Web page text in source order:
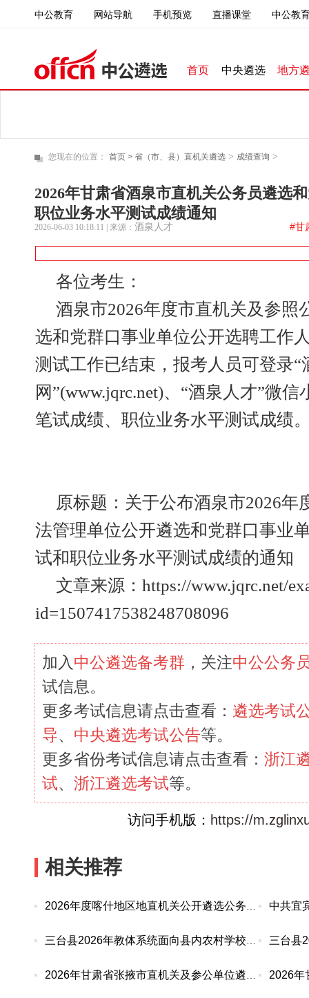
中公教育 网站导航 手机预览 直播课堂 中公教
首页 中央遴选 地方
您现在的位置： 首页 > 省（市、县）直机关遴选 > 成绩查询 >
2026年甘肃省酒泉市直机关公务员遴选
职位业务水平测试成绩通知
2026-06-03 10:18:11 | 来源： 酒泉人才 #甘
各位考生：
酒泉市2026年度市直机关及参照
选和党群口事业单位公开选聘工作
测试工作已结束，报考人员可登录“
网”(www.jqrc.net)、“酒泉人才”微
笔试成绩、职位业务水平测试成绩
原标题：关于公布酒泉市2026年
法管理单位公开遴选和党群口事业
试和职位业务水平测试成绩的通知
文章来源：https://www.jqrc.net/
id=1507417538248708096
加入 中公遴选备考群 ，关注中公公务
试信息。
更多考试信息请点击查看： 遴选考试
导、 中央遴选考试公告等。
更多省份考试信息请点击查看： 浙江
试、 浙江遴选考试等。
访问手机版： https://
相关推荐
2026年度喀什地区地直机关公开遴选公务员、事业单
三台县2026年教体系统面向县内农村学校公开选调紧
2026年甘肃省张掖市直机关及参公单位遴选、市直党